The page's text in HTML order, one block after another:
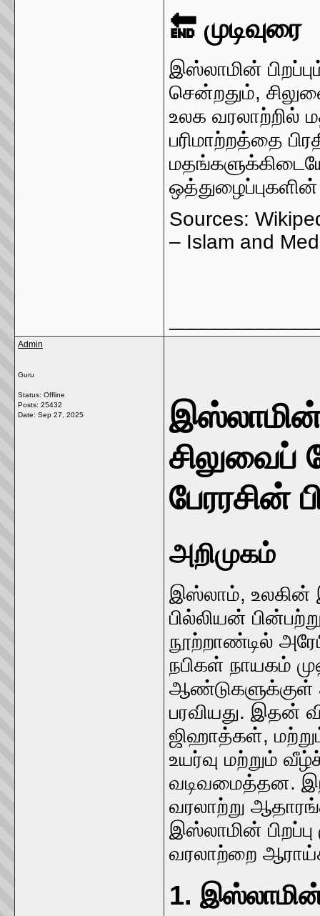
🔚 முடிவுரை
இஸ்லாமின்
சென்றதும்,
உலக வரலாற்றில்
பரிமாற்றத்தை
Sources:
– Islam and
Admin
Guru
Status: Offline
Posts: 25432
Date: Sep 27, 2025
இஸ்லாமின்
பேரரசின்
அறிமுகம்
இஸ்லாம், உலகின்
பில்லியன்
நூற்றாண்டில்
நபிகள் நாயகம்
ஆண்டுகளுக்குள்
பரவியது. இதன்
ஜிஹாத்கள்,
உயர்வு மற்றும்
வடிவமைத்தன.
வரலாற்று
இஸ்லாமின்
வரலாற்றை
1. இஸ்லாமின்